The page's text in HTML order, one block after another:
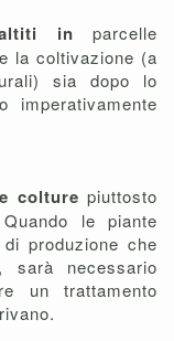
inparcelle
la coltivazione (a
sia dopo lo
imperativamente
colturepiuttosto
le piante
produzione che
sarà necessario
un trattamento